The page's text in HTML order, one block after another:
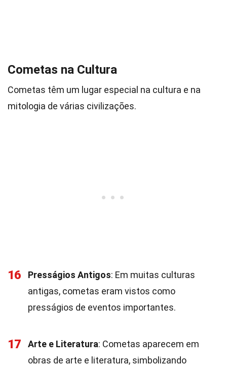
Cometas na Cultura
Cometas têm um lugar especial na cultura e na
mitologia de várias civilizações.
16 Presságios Antigos: Em muitas culturas
antigas, cometas eram vistos como
presságios de eventos importantes.
17 Arte e Literatura: Cometas aparecem em
obras de arte e literatura, simbolizando